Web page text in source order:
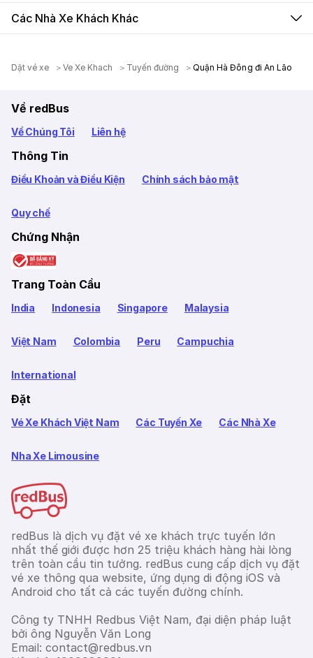
Các Nhà Xe Khách Khác
Dặt vé xe Ve Xe Khach Tuyến đường Quận Hà Đông đi An Lão
Về redBus
Về Chúng Tôi Liên hệ
Thông Tin
Điều Khoản và Điều Kiện Chính sách bảo mật
Quy chế
Chứng Nhận
Trang Toàn Cầu
India Indonesia Singapore Malaysia
Việt Nam Colombia Peru Campuchia
International
Đặt
Vé Xe Khách Việt Nam Các Tuyến Xe Các Nhà Xe
Nha Xe Limousine
redBus là dịch vụ đặt vé xe khách trực tuyến lớn
nhất thế giới được hơn 25 triệu khách hàng hài lòng
trên toàn cầu tin tưởng. redBus cung cấp dịch vụ đặt
vé xe thông qua website, ứng dụng di động iOS và
Android cho tất cả các tuyến đường chính.
Công ty TNHH Redbus Việt Nam, đại diện pháp luật
bởi ông Nguyễn Văn Long
Email: contact@redbus.vn